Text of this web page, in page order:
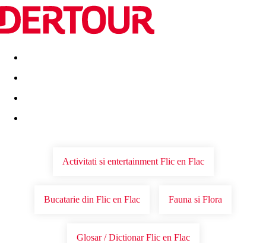
Destinatii Vacanta perfecta OFERTE DE NERATAT
Activitati si entertainment Flic en Flac
Bucatarie din Flic en Flac Fauna si Flora
Glosar / Dictionar Flic en Flac